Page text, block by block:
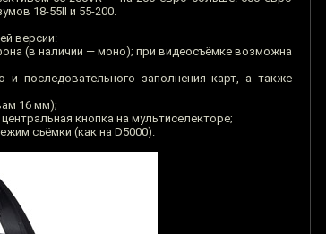
18-55II и 55-200.
версии:
(в наличии — моно); при видеосъёмке возможна
последовательного заполнения карт, а также
16 мм);
кнопка на мультиселекторе;
съёмки (как на D5000).